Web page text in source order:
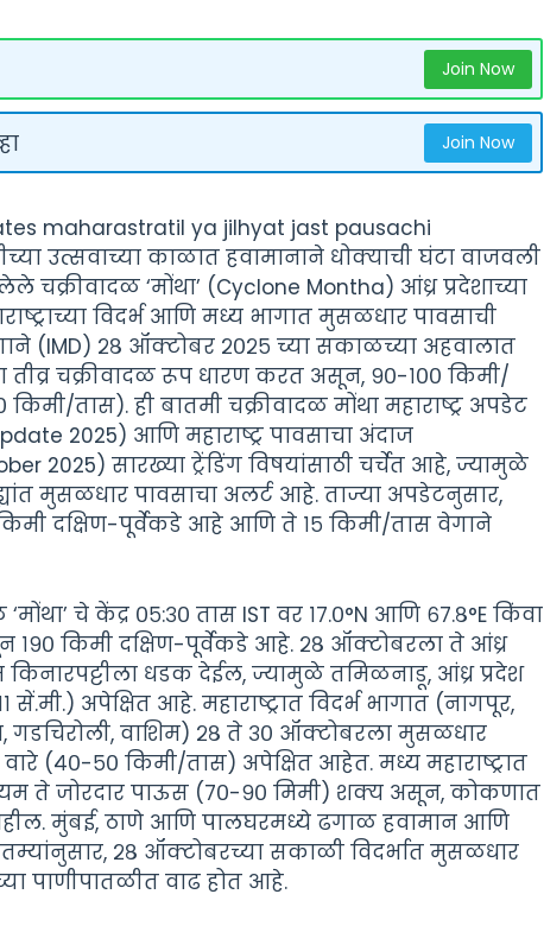
Join Now
Join Now
maharastratil ya jilhyat jast pausachi
उत्सवाच्या काळात हवामानाने धोक्याची घंटा वाजवली
चक्रीवादळ ‘मोंथा’ (Cyclone Montha) आंध्र प्रदेशाच्या
विदर्भ आणि मध्य भागात मुसळधार पावसाची
(IMD) २८ ऑक्टोबर २०२५ च्या सकाळच्या अहवालात
चक्रीवादळ रूप धारण करत असून, ९०-१०० किमी/
तास). ही बातमी चक्रीवादळ मोंथा महाराष्ट्र अपडेट
2025) आणि महाराष्ट्र पावसाचा अंदाज
2025) सारख्या ट्रेंडिंग विषयांसाठी चर्चेत आहे, ज्यामुळे
मुसळधार पावसाचा अलर्ट आहे. ताज्या अपडेटनुसार,
दक्षिण-पूर्वेकडे आहे आणि ते १५ किमी/तास वेगाने
चे केंद्र ०५:३० तास IST वर १७.०°N आणि ६७.८°E किंवा
किमी दक्षिण-पूर्वेकडे आहे. २८ ऑक्टोबरला ते आंध्र
किनारपट्टीला धडक देईल, ज्यामुळे तमिळनाडू, आंध्र प्रदेश
अपेक्षित आहे. महाराष्ट्रात विदर्भ भागात (नागपूर,
गडचिरोली, वाशिम) २८ ते ३० ऑक्टोबरला मुसळधार
(४०-५० किमी/तास) अपेक्षित आहेत. मध्य महाराष्ट्रात
ते जोरदार पाऊस (७०-९० मिमी) शक्य असून, कोकणात
मुंबई, ठाणे आणि पालघरमध्ये ढगाळ हवामान आणि
२८ ऑक्टोबरच्या सकाळी विदर्भात मुसळधार
पाणीपातळीत वाढ होत आहे.